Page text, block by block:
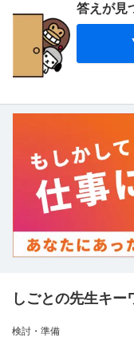
答えが見
しごとの先生キー
検討・準備